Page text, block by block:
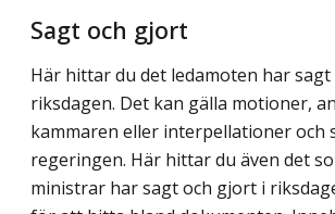
Sagt och gjort
Här hittar du det ledamoten har
riksdagen. Det kan gälla motioner,
kammaren eller interpellationer
regeringen. Här hittar du även det
ministrar har sagt och gjort i